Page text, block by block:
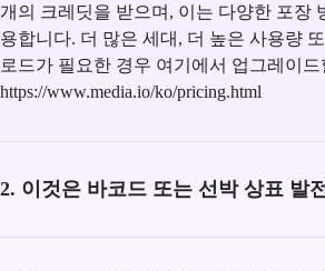
개의 크레딧을 받으며, 이는 다양한 포장
용합니다. 더 많은 세대, 더 높은 사용량
로드가 필요한 경우 여기에서 업그레이
https://www.media.io/ko/pricing.html
2. 이것은 바코드 또는 선박 상표 발